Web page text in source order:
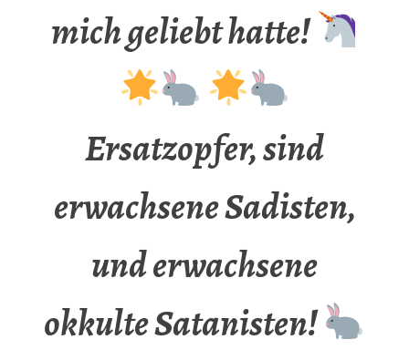
mich geliebt hatte!
Ersatzopfer, sind
erwachsene Sadisten,
und erwachsene
okkulte Satanisten!